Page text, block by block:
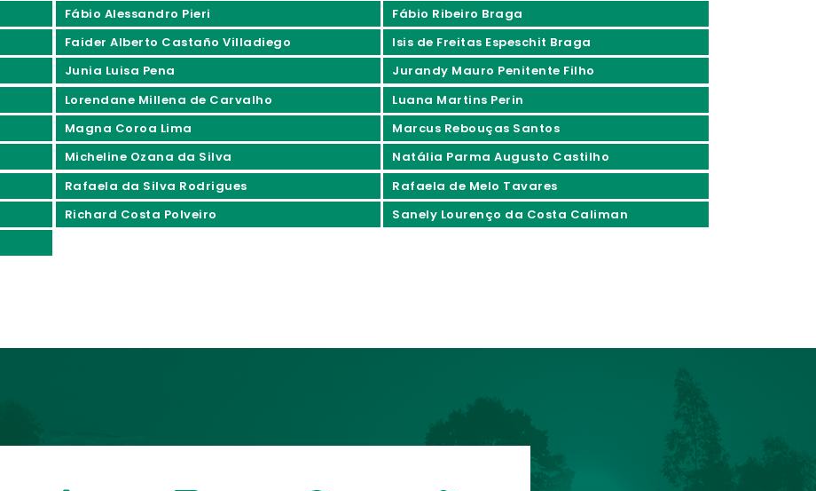
Fábio Alessandro Pieri
Fábio Ribeiro Braga
Faider Alberto Castaño Villadiego
Isis de Freitas Espeschit Braga
Junia Luisa Pena
Jurandy Mauro Penitente Filho
Lorendane Millena de Carvalho
Luana Martins Perin
Magna Coroa Lima
Marcus Rebouças Santos
Micheline Ozana da Silva
Natália Parma Augusto Castilho
Rafaela da Silva Rodrigues
Rafaela de Melo Tavares
Richard Costa Polveiro
Sanely Lourenço da Costa Caliman